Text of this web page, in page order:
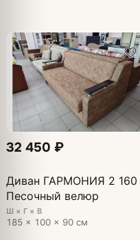
32 450 ₽
Диван ГАРМОНИЯ 2 160
Песочный велюр
Ш × Г × В
185 × 100 × 90 см